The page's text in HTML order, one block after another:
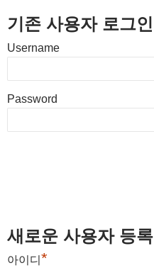
기존 사용자 로그인
Username
Password
새로운 사용자 등록
아이디 *